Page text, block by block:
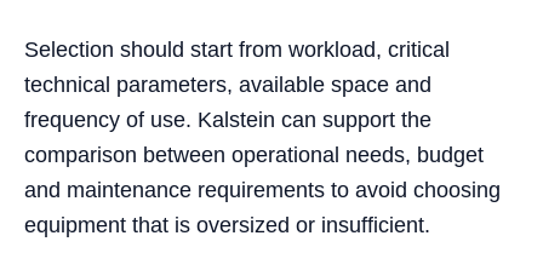
Selection should start from workload, critical
technical parameters, available space and
frequency of use. Kalstein can support the
comparison between operational needs, budget
and maintenance requirements to avoid choosing
equipment that is oversized or insufficient.